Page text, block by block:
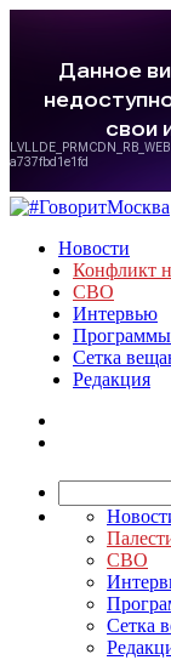
Новости
Конфликт
СВО
Интервью
Сетка
Редакция
СВО
Сетка